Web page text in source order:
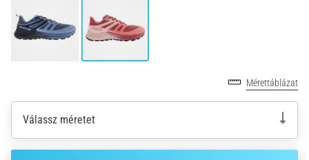
irányváltási
képességet
2026.08.06.
11 perces olvasási idő
Mérettáblázat
Válassz méretet